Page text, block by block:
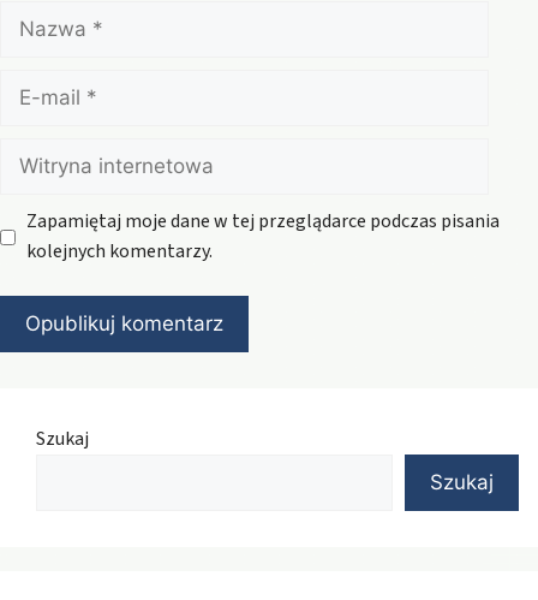
Nazwa
mail
Witryna
internetowa
Zapamiętaj moje dane w tej przeglądarce podczas pisania
kolejnych komentarzy.
Szukaj
Szukaj